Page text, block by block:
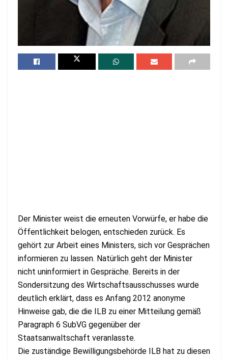
Der Minister weist die erneuten Vorwürfe, er habe die
Öffentlichkeit belogen, entschieden zurück. Es
gehört zur Arbeit eines Ministers, sich vor Gesprächen
informieren zu lassen. Natürlich geht der Minister
nicht uninformiert in Gespräche. Bereits in der
Sondersitzung des Wirtschaftsausschusses wurde
deutlich erklärt, dass es Anfang 2012 anonyme
Hinweise gab, die die ILB zu einer Mitteilung gemäß
Paragraph 6 SubVG gegenüber der
Staatsanwaltschaft veranlasste.
Die zuständige Bewilligungsbehörde ILB hat zu diesen